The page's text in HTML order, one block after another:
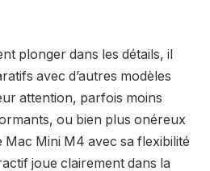
plonger dans les détails, il
avec d’autres modèles
attention, parfois moins
ou bien plus onéreux
Mac Mini M4 avec sa flexibilité
joue clairement dans la